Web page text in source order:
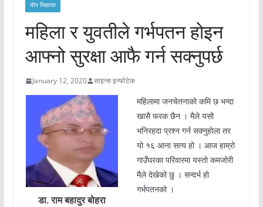
यौन जिज्ञासा
महिला र युवतीले गर्भपतन होइन
आफ्नो सुरक्षा आफै गर्न सक्नुपर्छ
January 12, 2020 साइन्स इन्फोटेक
डा. राम बहादुर बोहरा
महिलामा जनचेतनाको कमि छ भन्दा
खासै फरक छैन । मैले यसो
भनिरहदा प्रश्न गर्न सक्नुहोला तर
यो १६ आना सत्य हो । आज हाम्रो
गाउँघरका परिवारमा यस्तो कमजोरी
मैले देखेको छु । सन्दर्भ हो
गर्भपतनको ।